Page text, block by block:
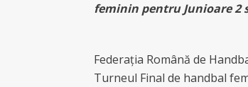
feminin pentru Junioare 2
Federația Română de
Turneul Final de handbal